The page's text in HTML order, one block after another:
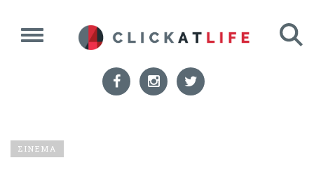
ΣΙΝΕΜΑ